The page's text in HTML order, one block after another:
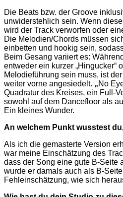
Die Beats bzw. der Groove
unwiderstehlich sein. Wenn
wird der Track verworfen oder
Die Melodien/Chords müssen
einbetten und hookig sein,
Beim Gesang variiert es:
entweder ein kurzer „Hingucker“
Melodieführung sein muss, ist
weiter vorne angesiedelt. „No
Quadratur des Kreises, ein Full-
sowohl auf dem Dancefloor als
Ein kleines Wunder.
An welchem Punkt wusstest
Als ich die gemasterte Version
war meine Einschätzung des
dass der Song eine gute B-Seite
wurde er damals auch als B-
Fehleinschätzung, wie sich